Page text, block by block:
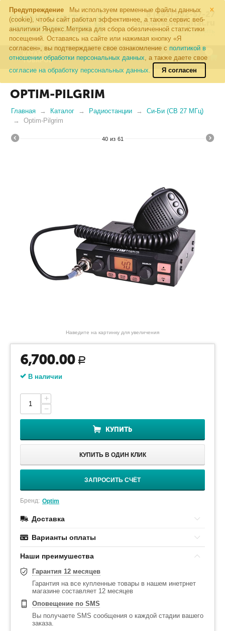
×
Предупреждение
Мы используем временные файлы данных
(cookie), чтобы сайт работал эффективнее, а также сервис веб-
аналитики Яндекс.Метрика для сбора обезличенной статистики
посещений. Оставаясь на сайте или нажимая кнопку «Я
согласен», вы подтверждаете свое ознакомление с политикой в
отношении обработки персональных данных, а также даете свое
согласие на обработку персональных данных.
Я согласен
8 (495) 502-57-27
info@radiodigital.ru
Контакты Перезвонить
КАТАЛОГ
ТОВАРОВ
OPTIM-PILGRIM
Главная Каталог Радиостанции
Си-Би (CB 27 МГц)
Optim-Pilgrim
40 из 61
Наведите на картинку для увеличения
6,700.00 Р
В наличии
+
−
КУПИТЬ
КУПИТЬ В ОДИН КЛИК
ЗАПРОСИТЬ СЧЁТ
Бренд: Optim
Доставка
Варианты оплаты
Наши преимушества
Гарантия 12 месяцев
Гарантия на все купленные товары в нашем инетрнет
магазине составляет 12 месяцев
Оповещение по SMS
Вы получаете SMS сообщения о каждой стадии вашего
заказа.